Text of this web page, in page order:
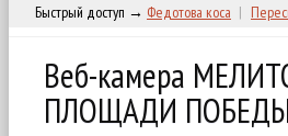
Быстрый доступ → Федотова коса |
Веб-камера
ПЛОЩАДИ ПОБЕДЫ